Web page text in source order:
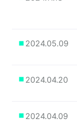
2024.05.09
2024.04.20
2024.04.09